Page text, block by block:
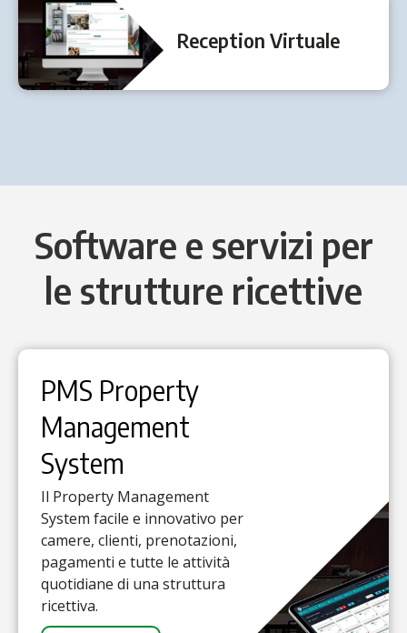
Reception Virtuale
Software e servizi per
le strutture ricettive
PMS Property
Management
System
Il Property Management
System facile e innovativo per
camere, clienti, prenotazioni,
pagamenti e tutte le attività
quotidiane di una struttura
ricettiva.